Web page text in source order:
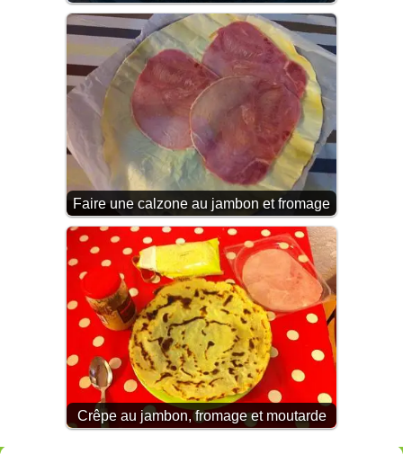
Faire une calzone au jambon et fromage
Crêpe au jambon, fromage et moutarde